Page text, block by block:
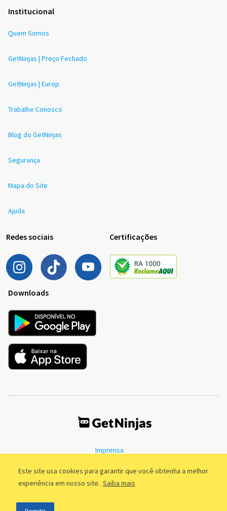
Este site usa cookies para garantir que você obtenha a melhor
experiência em nosso site. Saiba mais
Institucional
Quem Somos
GetNinjas | Preço Fechado
GetNinjas | Europ
Trabalhe Conosco
Blog do GetNinjas
Segurança
Mapa do Site
Ajuda
Redes sociais Certificações
Downloads
Imprensa
Política de Privacidade